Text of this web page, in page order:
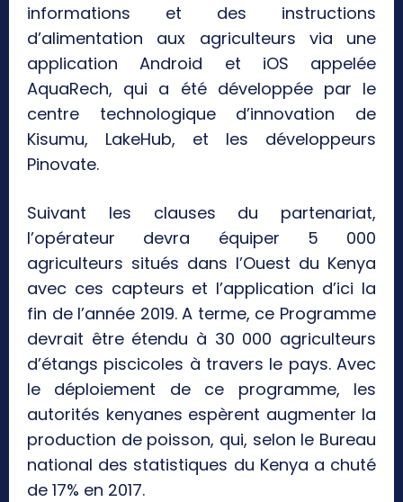
informations et des instructions
d’alimentation aux agriculteurs via une
application Android et iOS appelée
AquaRech, qui a été développée par le
centre technologique d’innovation de
Kisumu, LakeHub, et les développeurs
Pinovate.
Suivant les clauses du partenariat,
l’opérateur devra équiper 5 000
agriculteurs situés dans l’Ouest du Kenya
avec ces capteurs et l’application d’ici la
fin de l’année 2019. A terme, ce Programme
devrait être étendu à 30 000 agriculteurs
d’étangs piscicoles à travers le pays. Avec
le déploiement de ce programme, les
autorités kenyanes espèrent augmenter la
production de poisson, qui, selon le Bureau
national des statistiques du Kenya a chuté
de 17% en 2017.